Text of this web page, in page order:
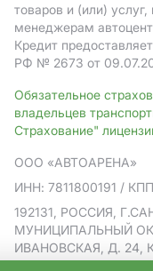
товаров и (или)
менеджерам
Кредит
РФ № 2673 от
Обязательное
владельцев
Страхование"
ООО «АВТОАРЕНА»
ИНН: 7811800191 /
192131, РОССИЯ,
МУНИЦИПАЛЬНЫЙ
ИВАНОВСКАЯ, Д. 24,